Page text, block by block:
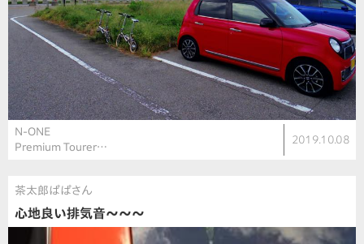
N-ONE
Premium Tourer…
2019.10.08
茶太郎ぱぱさん
心地良い排気音〜〜〜